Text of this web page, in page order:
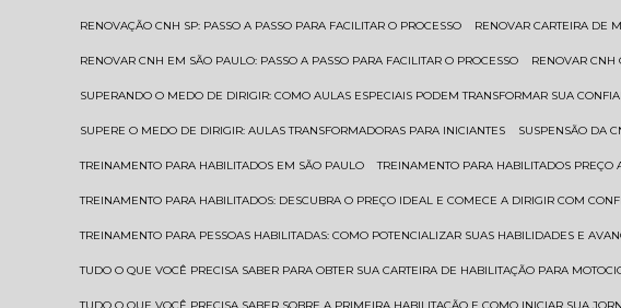
RENOVAÇÃO CNH SP: PASSO A PASSO PARA FACILITAR O PROCESSO RENOVAR CARTEIRA DE
RENOVAR CNH EM SÃO PAULO: PASSO A PASSO PARA FACILITAR O PROCESSO RENOVAR
SUPERANDO O MEDO DE DIRIGIR: COMO AULAS ESPECIAIS PODEM TRANSFORMAR SUA
SUPERE O MEDO DE DIRIGIR: AULAS TRANSFORMADORAS PARA INICIANTES SUSPENSÃO DA
TREINAMENTO PARA HABILITADOS EM SÃO PAULO TREINAMENTO PARA HABILITADOS
TREINAMENTO PARA HABILITADOS: DESCUBRA O PREÇO IDEAL E COMECE A DIRIGIR COM
TREINAMENTO PARA PESSOAS HABILITADAS: COMO POTENCIALIZAR SUAS HABILIDADES E
TUDO O QUE VOCÊ PRECISA SABER PARA OBTER SUA CARTEIRA DE HABILITAÇÃO PARA